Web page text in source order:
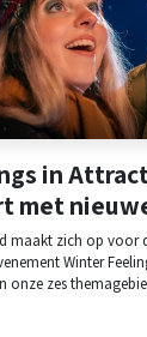
in
met
maakt zich op voor
Winter
onze zes